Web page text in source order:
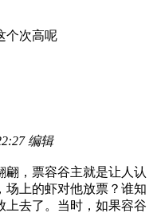
个次高呢
编辑
翩，票容谷主就是让人认
场上的虾对他放票？谁知
上去了。当时，如果容谷